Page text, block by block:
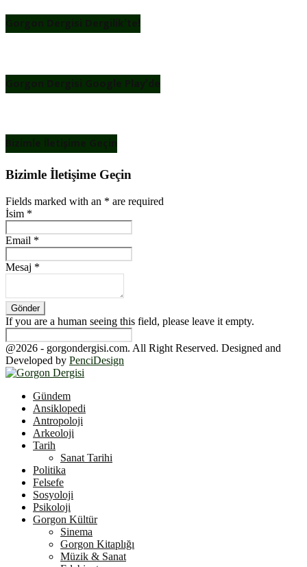
Gorgon Dergisi Dergilik’te!
Gorgon Dergisi Google Play’de
Bizimle İletişime Geçin
Bizimle İletişime Geçin
Fields marked with an * are required
İsim *
Email *
Mesaj *
If you are a human seeing this field, please leave it empty.
@2026 - gorgondergisi.com. All Right Reserved. Designed and
Developed by PenciDesign
Gündem
Ansiklopedi
Antropoloji
Arkeoloji
Tarih
Sanat Tarihi
Politika
Felsefe
Sosyoloji
Psikoloji
Gorgon Kültür
Sinema
Gorgon Kitaplığı
Müzik & Sanat